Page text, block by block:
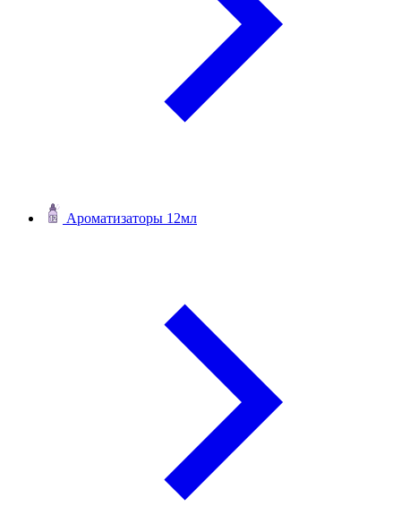
Ароматизаторы 12мл